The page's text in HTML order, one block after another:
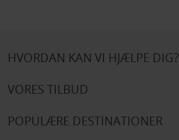
HVORDAN KAN VI HJÆLPE DIG?
VORES TILBUD
POPULÆRE DESTINATIONER